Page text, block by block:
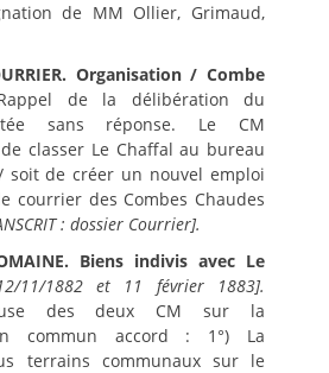
de MM Ollier, Grimaud,
Organisation / Combe
de la délibération du
sans réponse. Le CM
classer Le Chaffal au bureau
soit de créer un nouvel emploi
courrier des Combes Chaudes
: dossier Courrier].
Biens indivis avec Le
11/1882 et 11 février 1883].
des deux CM sur la
commun accord : 1°) La
terrains communaux sur le